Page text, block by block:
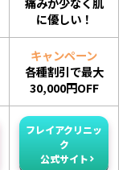
に優しい！
キャンペーン
各種割引で最大
30,000円OFF
フレイアクリニッ
ク
公式サイト